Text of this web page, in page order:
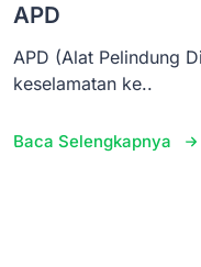
APD
APD (Alat Pelindung
keselamatan ke..
Baca Selengkapnya